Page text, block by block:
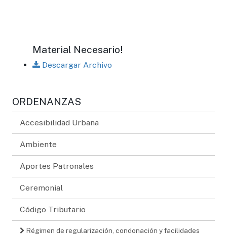
Material Necesario!
Descargar Archivo
ORDENANZAS
Accesibilidad Urbana
Ambiente
Aportes Patronales
Ceremonial
Código Tributario
Régimen de regularización, condonación y facilidades